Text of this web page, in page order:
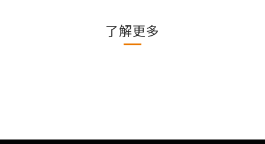
了解更多